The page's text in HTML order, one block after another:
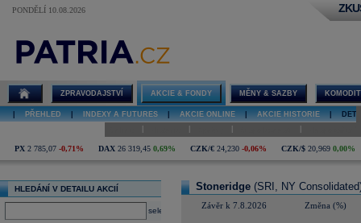
PONDĚLÍ 10.08.2026
Stoneridge
ZPRAVODAJSTVÍ AKCIE & FONDY MĚNY & SAZBY
PŘEHLED INDEXY A FUTURES AKCIE ONLINE AKCIE HISTORIE
PX 2 785,07 -0,71% DAX 26 319,45 0,69% CZK/€ 24,230 -0,06% CZK/$ 20,969 0,00%
HLEDÁNÍ V DETAILU AKCIÍ
select
Stoneridge (SRI, NY
Závěr k 7.8.2026 Změna (%)